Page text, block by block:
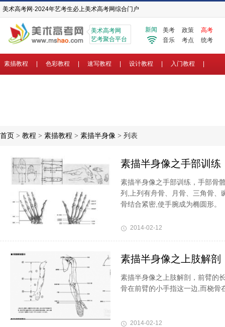
美术高考网·2024年艺考生必上美术高考网综合门户
美术高考网
艺考聚合平台
新闻 美考 政策
高考
音乐
考点 统考
素描教程 色彩教程 速写教程 设计教程 入门教程
首页 > 教程 > 素描教程 > 素描半身像 > 列表
素描半身像之手部训练
素描半身像之手部训练，手部骨
列,上列有舟骨、月骨、三角骨、
骨结合紧密,使手腕成为椭圆形。
2014-02-12
素描半身像之上肢解剖
素描半身像之上肢解剖，前臂的
骨在前臂的小手指这一边,而桡骨
2014-02-12